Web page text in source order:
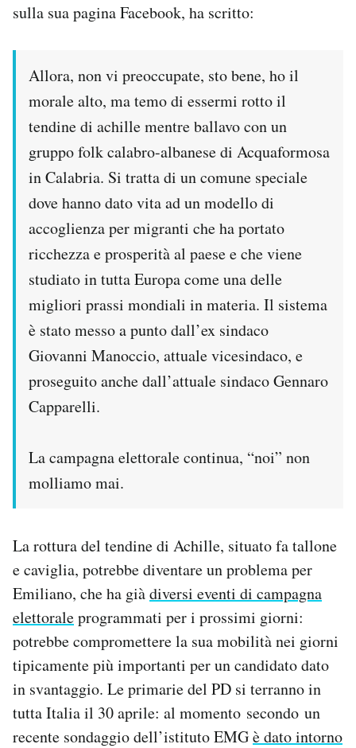
Newsletter
Hai bisogno di aiuto?
sulla sua pagina Facebook, ha scritto:
Allora, non vi preoccupate, sto bene, ho il
morale alto, ma temo di essermi rotto il
tendine di achille mentre ballavo con un
gruppo folk calabro-albanese di Acquaformosa
in Calabria. Si tratta di un comune speciale
dove hanno dato vita ad un modello di
accoglienza per migranti che ha portato
ricchezza e prosperità al paese e che viene
studiato in tutta Europa come una delle
migliori prassi mondiali in materia. Il sistema
è stato messo a punto dall’ex sindaco
Giovanni Manoccio, attuale vicesindaco, e
proseguito anche dall’attuale sindaco Gennaro
Capparelli.
La campagna elettorale continua, “noi” non
molliamo mai.
La rottura del tendine di Achille, situato fa tallone
e caviglia, potrebbe diventare un problema per
Emiliano, che ha giàdiversi eventi di campagna
elettoraleprogrammati per i prossimi giorni:
potrebbe compromettere la sua mobilità nei giorni
tipicamente più importanti per un candidato dato
in svantaggio. Le primarie del PD si terranno in
tutta Italia il 30 aprile: al momento secondo un
recente sondaggio dell’istituto EMGè dato intorno